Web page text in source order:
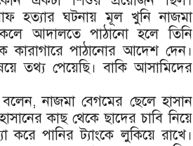
হত্যার ঘটনায় মূল খুনি নাজমা
আদালতে পাঠানো হলে তিনি
কারাগারে পাঠানোর আদেশ দেন।
তথ্য পেয়েছি। বাকি আসামিদের
বলেন, নাজমা বেগমের ছেলে হাসান
কাছ থেকে ছাদের চাবি নিয়ে
করে পানির ট্যাংকে লুকিয়ে রাখে।